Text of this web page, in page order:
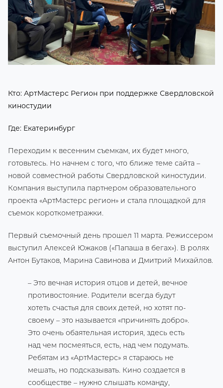
Кто: АртМастерс Регион при поддержке Свердловской
киностудии
Где: Екатеринбург
Переходим к весенним съемкам, их будет много,
готовьтесь. Но начнем с того, что ближе теме сайта –
новой совместной работы Свердловской киностудии.
Компания выступила партнером образовательного
проекта «АртМастерс регион» и стала площадкой для
съемок короткометражки.
Первый съемочный день прошел 11 марта. Режиссером
выступил Алексей Южаков («Папаша в бегах»). В ролях
Антон Бутаков, Марина Савинова и Дмитрий Михайлов.
– Это вечная история отцов и детей, вечное
противостояние. Родители всегда будут
хотеть счастья для своих детей, но хотят по-
своему – это называется «причинять добро».
Это очень обаятельная история, здесь есть
над чем посмеяться, есть, над чем подумать.
Ребятам из «АртМастерс» я стараюсь не
мешать, но подсказывать. Кино создается в
сообществе – нужно слышать команду,